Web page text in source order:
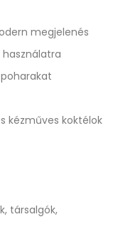
megjelenés
kézműves koktélok
társalgók,